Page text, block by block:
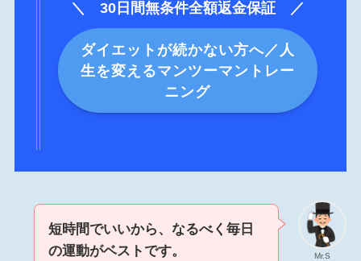
＼ 30日間無条件全額返金保証 ／
ダイエットが続かない方へ／人
生を変えるマンツーマントレー
ニング
Mr.S
短時間でいいから、なるべく毎日
の運動がベストです。